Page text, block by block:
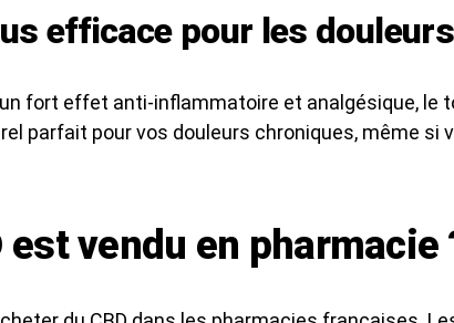
efficace pour les
fort effet anti-inflammatoire et analgésique, le
parfait pour vos douleurs chroniques, même si
est vendu en pharmacie